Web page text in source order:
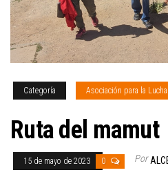
Categoría Asociación para la
Ruta del mamut
15 de mayo de 2023 0 Por